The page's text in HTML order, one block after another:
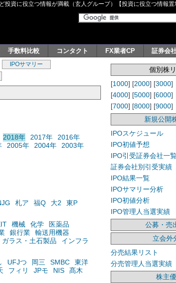
資に役立つ情報が満載（玄人グループ）【投資に役立つ情報置
手数料比較 コンタクト FX業者CP 証券会
IPOサマリー
2018年 2017年
2016年
2005年 2004年
2003年
札ア 福Q 大2
東P
機械 化学
医薬品
銀行業
輸送用機器
ガラス・土石製品
インフラ
UFJつ 岡三 SMBC
東洋
フィリ JPモ NIS
髙木
個別株
[1000] [2000] [3000]
[4000] [5000] [6000]
[7000] [8000] [9000]
新規公開
IPOスケジュール
IPO初値予想
IPO引受証券会社一
証券会社別引受実績
IPO結果一覧
IPOサマリー分析
IPO初値分析
IPO管理人当選実績
公募・売
立会外
分売結果リスト
分売管理人当選実績
株主